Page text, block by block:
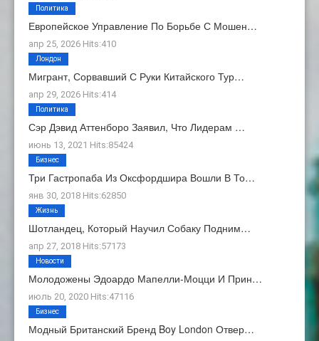
Европейское Управление По Борьбе С Мошен…
апр 25, 2026 Hits:410
Политика
Мигрант, Сорвавший С Руки Китайского Тур…
апр 29, 2026 Hits:414
Лондон
Сэр Дэвид Аттенборо Заявил, Что Лидерам …
июнь 13, 2021 Hits:85424
Политика
Три Гастропаба Из Оксфордшира Вошли В То…
янв 30, 2018 Hits:62850
Бизнес
Шотландец, Который Научил Собаку Подним…
апр 27, 2018 Hits:57173
Жизнь
Молодожены Эдоардо Мапелли-Моцци И Прин…
июль 20, 2020 Hits:47116
Новости
Модный Британский Бренд Boy London Отвер…
Бизнес